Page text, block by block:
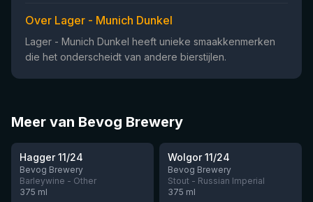
Over Lager - Munich Dunkel
Lager - Munich Dunkel heeft unieke smaakkenmerken
die het onderscheidt van andere bierstijlen.
Meer van Bevog Brewery
★3.9
Hagger 11/24
Bevog Brewery
Barleywine - Other
375 ml
★ 4.2
Wolgor 11/24
Bevog Brewery
Stout - Russian Imperial
375 ml